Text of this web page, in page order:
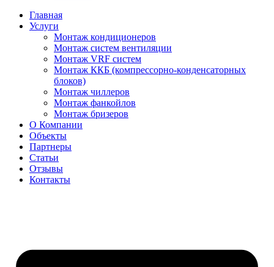
Главная
Услуги
Монтаж кондиционеров
Монтаж cистем вентиляции
Монтаж VRF систем
Монтаж ККБ (компрессорно-конденсаторных
блоков)
Монтаж чиллеров
Монтаж фанкойлов
Монтаж бризеров
О Компании
Объекты
Партнеры
Статьи
Отзывы
Контакты